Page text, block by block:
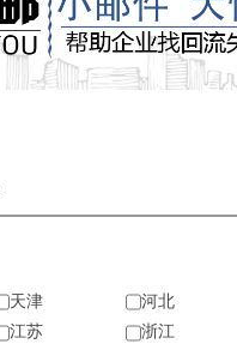
天津
河北
江苏
浙江